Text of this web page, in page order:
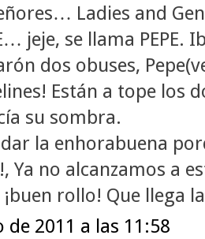
Ladies and
jeje, se llama
dos obuses,
Están a tope los
su sombra.
dar la enhorabuena
Ya no alcanzamos a
rollo! Que llega
de 2011 a las 11:58